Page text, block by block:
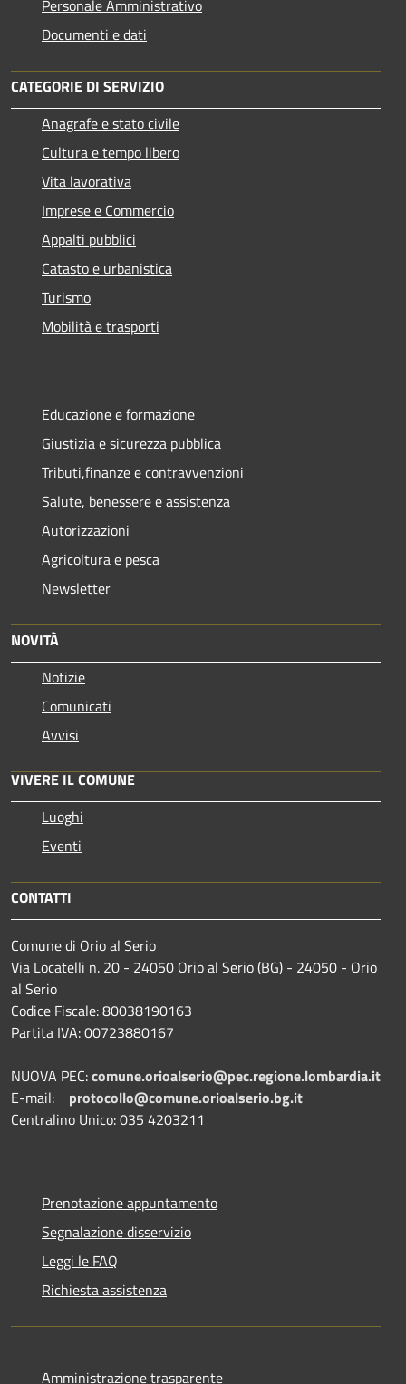
Personale Amministrativo
Documenti e dati
CATEGORIE DI SERVIZIO
Anagrafe e stato civile
Cultura e tempo libero
Vita lavorativa
Imprese e Commercio
Appalti pubblici
Catasto e urbanistica
Turismo
Mobilità e trasporti
Educazione e formazione
Giustizia e sicurezza pubblica
Tributi,finanze e contravvenzioni
Salute, benessere e assistenza
Autorizzazioni
Agricoltura e pesca
Newsletter
NOVITÀ
Notizie
Comunicati
Avvisi
VIVERE IL COMUNE
Luoghi
Eventi
CONTATTI
Comune di Orio al Serio
Via Locatelli n. 20 - 24050 Orio al Serio (BG) - 24050 - Orio
al Serio
Codice Fiscale: 80038190163
Partita IVA: 00723880167
NUOVA PEC:comune.orioalserio@pec.regione.lombardia.it
E-mail: protocollo@comune.orioalserio.bg.it
Centralino Unico: 035 4203211
Prenotazione appuntamento
Segnalazione disservizio
Leggi le FAQ
Richiesta assistenza
Amministrazione trasparente